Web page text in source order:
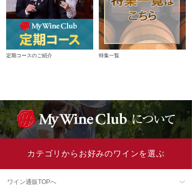
定期コースのご紹介 特集一覧
カテゴリからお好みのワインを選ぶ
ワイン通販TOPへ